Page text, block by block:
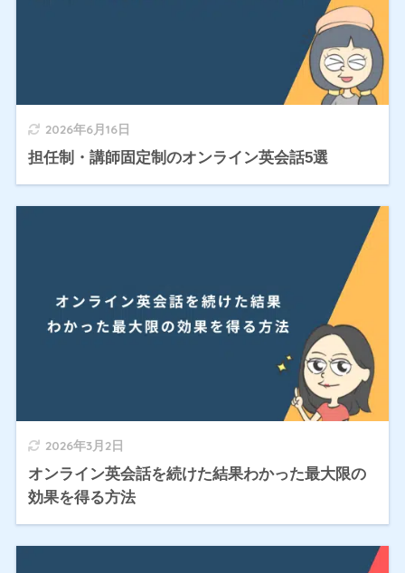
2026年6月16日
担任制・講師固定制のオンライン英会話5選
2026年3月2日
オンライン英会話を続けた結果わかった最大限の
効果を得る方法